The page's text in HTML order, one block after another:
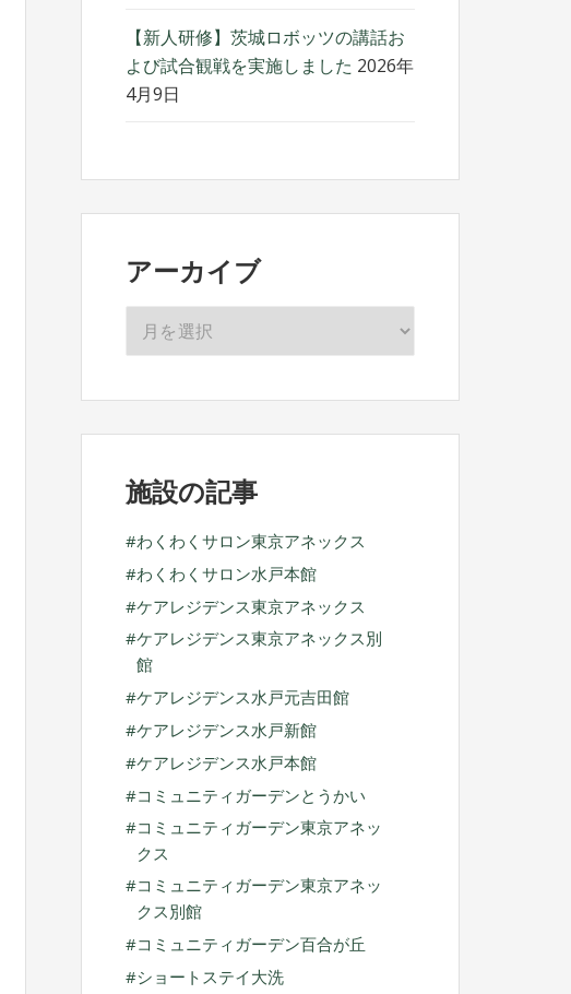
【新人研修】茨城ロボッツの講話お
よび試合観戦を実施しました 2026年
4月9日
アーカイブ
イ
ブ
施設の記事
わくわくサロン東京アネックス
わくわくサロン水戸本館
ケアレジデンス東京アネックス
ケアレジデンス東京アネックス別
館
ケアレジデンス水戸元吉田館
ケアレジデンス水戸新館
ケアレジデンス水戸本館
コミュニティガーデンとうかい
コミュニティガーデン東京アネッ
クス
コミュニティガーデン東京アネッ
クス別館
コミュニティガーデン百合が丘
ショートステイ大洗